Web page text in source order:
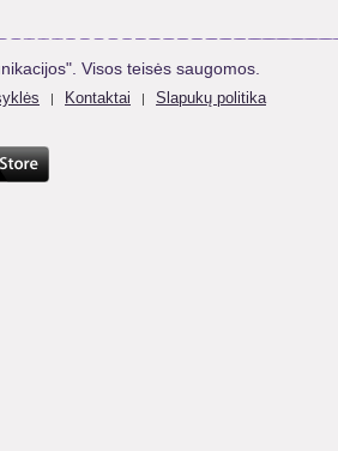
Visos teisės saugomos.
| Kontaktai | Slapukų politika